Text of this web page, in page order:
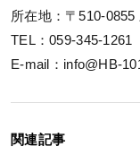
所在地：〒510-
TEL：059-345-1261
E-mail：info@HB-
関連記事